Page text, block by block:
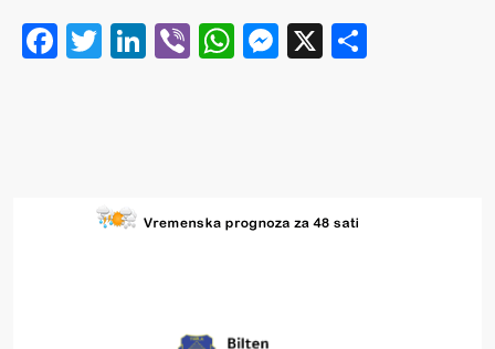
Facebook
Twitter
LinkedIn
ViberWhatsApp
Messenger
X